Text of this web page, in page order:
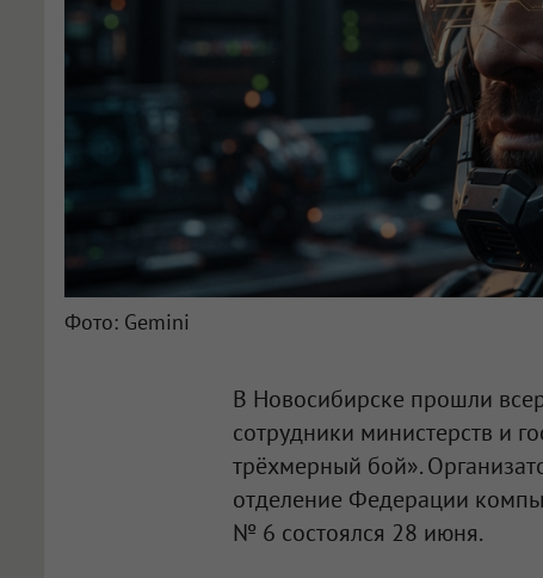
Фото: Gemini
В Новосибирске прошли
сотрудники министерств и
трёхмерный бой».
отделение Федерации
№ 6 состоялся 28 июня.